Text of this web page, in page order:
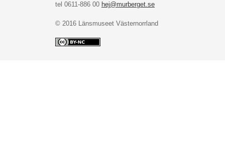
tel 0611-886 00 hej@murberget.se
© 2016 Länsmuseet Västernorrland